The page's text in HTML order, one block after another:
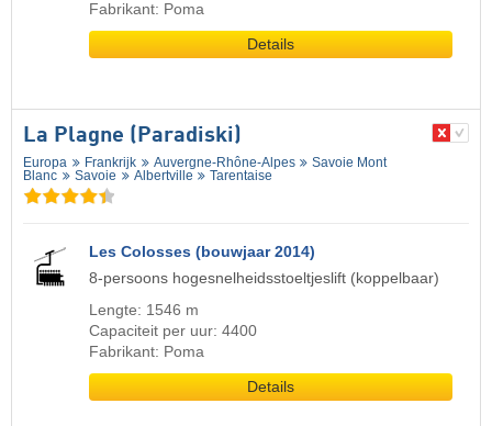
Fabrikant: Poma
Details
La Plagne (Paradiski)
Europa Frankrijk Auvergne-Rhône-Alpes
Savoie Mont
Blanc
Savoie Albertville Tarentaise
Les Colosses (bouwjaar 2014)
8-persoons hogesnelheidsstoeltjeslift (koppelbaar)
Lengte: 1546 m
Capaciteit per uur: 4400
Fabrikant: Poma
Details